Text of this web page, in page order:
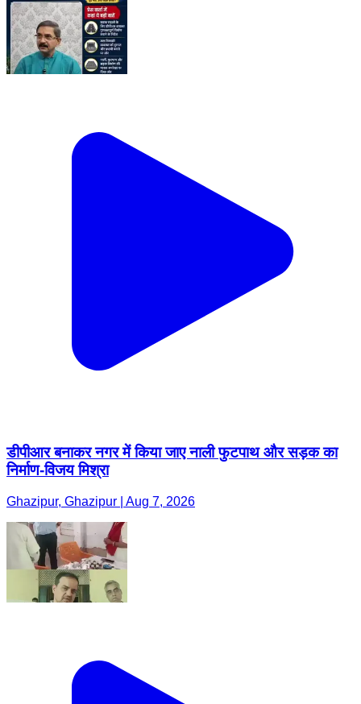
डीपीआर बनाकर नगर में किया जाए नाली फुटपाथ और सड़क का
निर्माण-विजय मिश्रा
Ghazipur, Ghazipur | Aug 7, 2026